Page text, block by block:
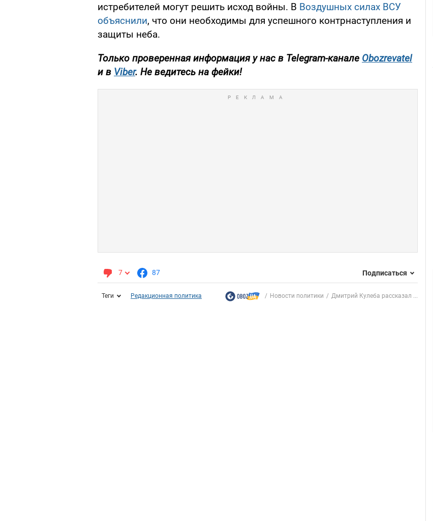
истребителей могут решить исход войны. В Воздушных силах ВСУ
объяснили, что они необходимы для успешного контрнаступления и
защиты неба.
Только проверенная информация у нас в Telegram-канале Obozrevatel
и в Viber. Не ведитесь на фейки!
7 87 Подписаться
Теги Редакционная политика Новости политики Дмитрий Кулеба рассказал ...